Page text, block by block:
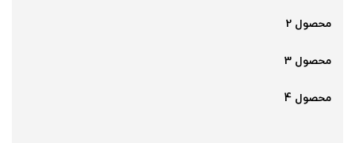
محصول 2
محصول 3
محصول 4